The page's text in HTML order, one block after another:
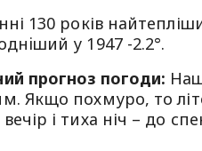
130 років
у 1947 -2.2°.
прогноз погоди:
Якщо похмуро, то
і тиха ніч – до